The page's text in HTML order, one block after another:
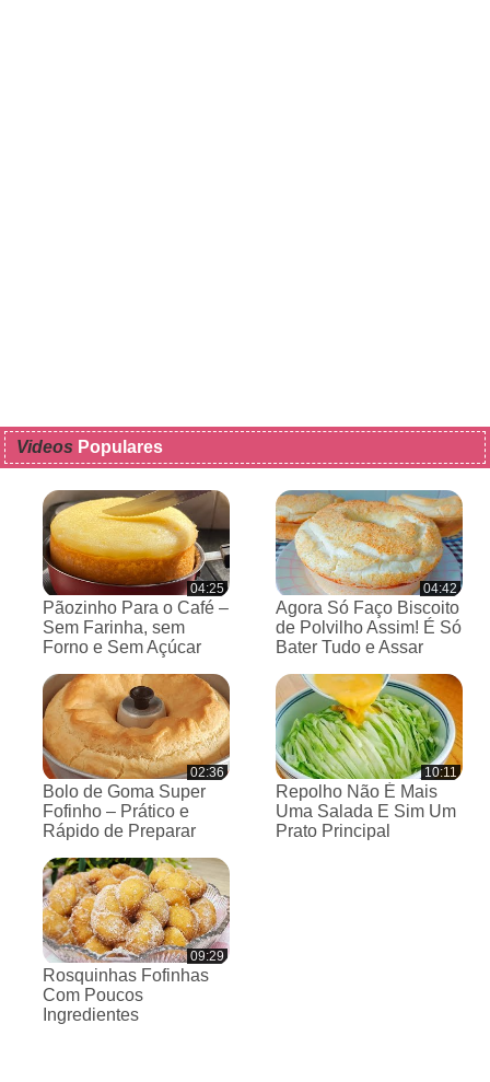
Videos Populares
04:25
Pãozinho Para o Café –
Sem Farinha, sem
Forno e Sem Açúcar
04:42
Agora Só Faço Biscoito
de Polvilho Assim! É Só
Bater Tudo e Assar
02:36
Bolo de Goma Super
Fofinho – Prático e
Rápido de Preparar
10:11
Repolho Não É Mais
Uma Salada E Sim Um
Prato Principal
09:29
Rosquinhas Fofinhas
Com Poucos
Ingredientes